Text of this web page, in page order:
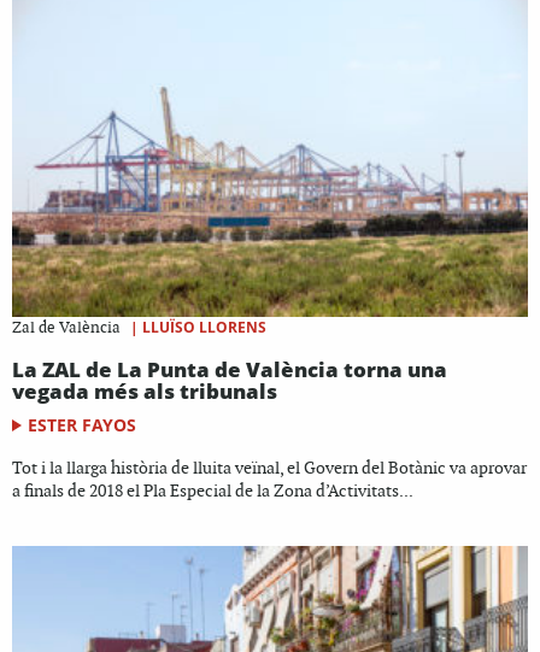
Zal de València | LLUÏSO LLORENS
La ZAL de La Punta de València torna una
vegada més als tribunals
ESTER FAYOS
Tot i la llarga història de lluita veïnal, el Govern del Botànic va aprovar
a finals de 2018 el Pla Especial de la Zona d’Activitats...